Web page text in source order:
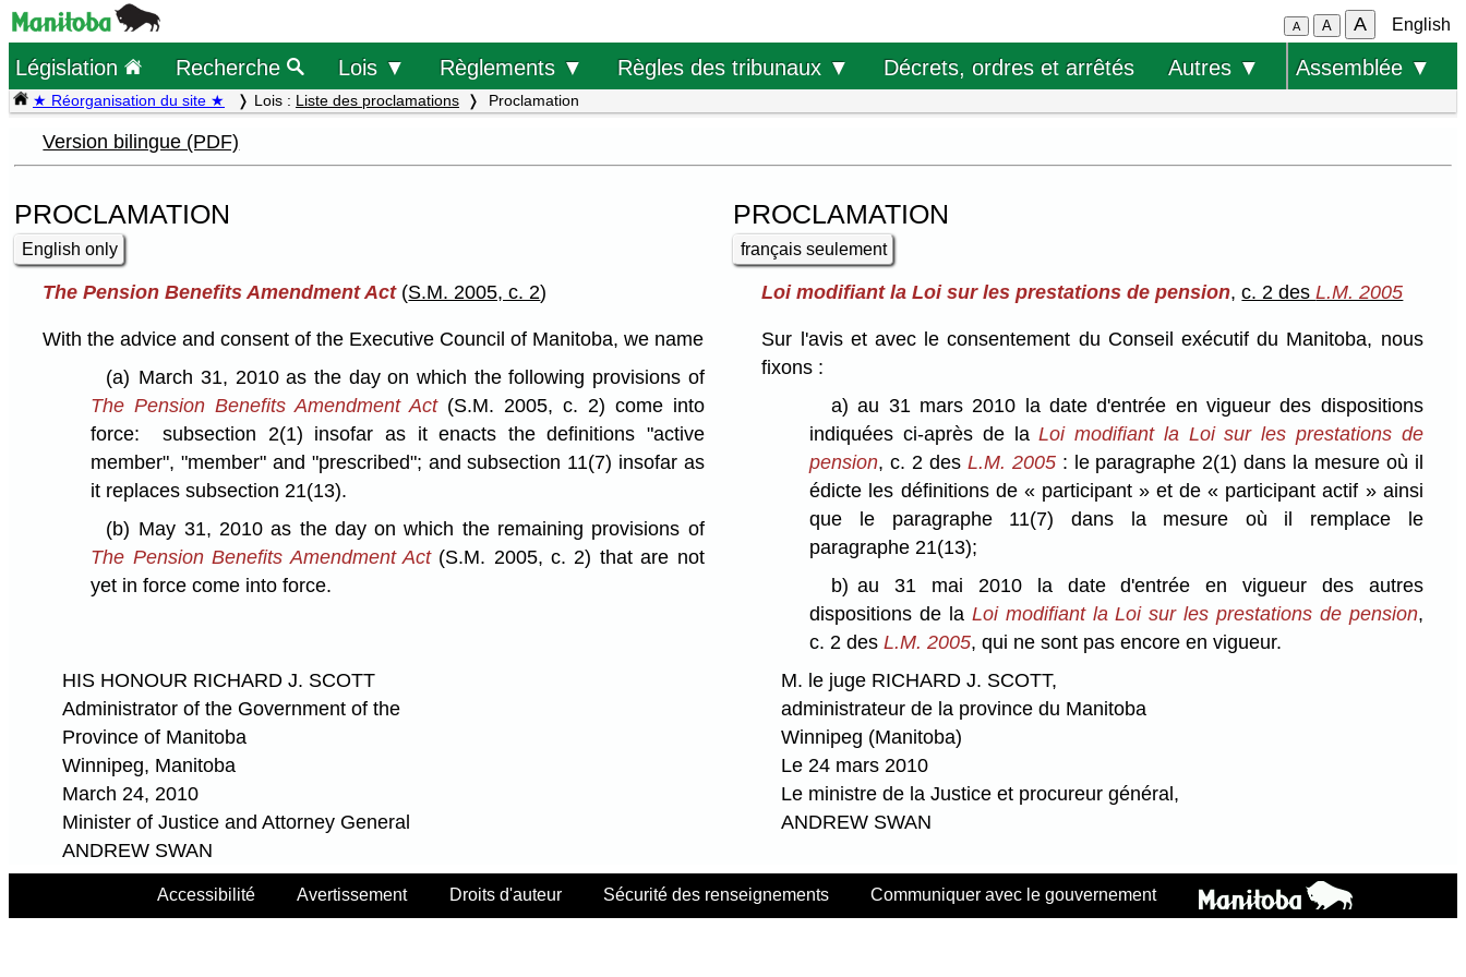
A A A English
Législation Recherche Lois ▼ Règlements ▼ Règles des tribunaux ▼ Décrets, ordres et arrêtés Autres ▼ Assemblée ▼
★ Réorganisation du site ★ Lois : Liste des proclamations Proclamation
Version bilingue (PDF)
PROCLAMATION
English only
PROCLAMATION
français seulement
The Pension Benefits Amendment Act(S.M. 2005, c. 2) Loi modifiant la Loi sur les prestations de pension,c. 2 desL.M. 2005
With the advice and consent of the Executive Council of Manitoba, we name
(a) March 31, 2010 as the day on which the following provisions of
The Pension Benefits Amendment Act(S.M. 2005, c. 2) come into
force: subsection 2(1) insofar as it enacts the definitions "active
member", "member" and "prescribed"; and subsection 11(7) insofar as
it replaces subsection 21(13).
(b) May 31, 2010 as the day on which the remaining provisions of
The Pension Benefits Amendment Act(S.M. 2005, c. 2) that are not
yet in force come into force.
Sur l'avis et avec le consentement du Conseil exécutif du Manitoba, nous
fixons :
a) au 31 mars 2010 la date d'entrée en vigueur des dispositions
indiquées ci-après de laLoi modifiant la Loi sur les prestations de
pension, c. 2 des L.M. 2005: le paragraphe 2(1) dans la mesure où il
édicte les définitions de « participant » et de « participant actif » ainsi
que le paragraphe 11(7) dans la mesure où il remplace le
paragraphe 21(13);
b) au 31 mai 2010 la date d'entrée en vigueur des autres
dispositions de la Loi modifiant la Loi sur les prestations de pension,
c. 2 desL.M. 2005, qui ne sont pas encore en vigueur.
HIS HONOUR RICHARD J. SCOTT
Administrator of the Government of the
Province of Manitoba
Winnipeg, Manitoba
March 24, 2010
Minister of Justice and Attorney General
ANDREW SWAN
M. le juge RICHARD J. SCOTT,
administrateur de la province du Manitoba
Winnipeg (Manitoba)
Le 24 mars 2010
Le ministre de la Justice et procureur général,
ANDREW SWAN
Accessibilité Avertissement Droits d'auteur Sécurité des renseignements Communiquer avec le gouvernement